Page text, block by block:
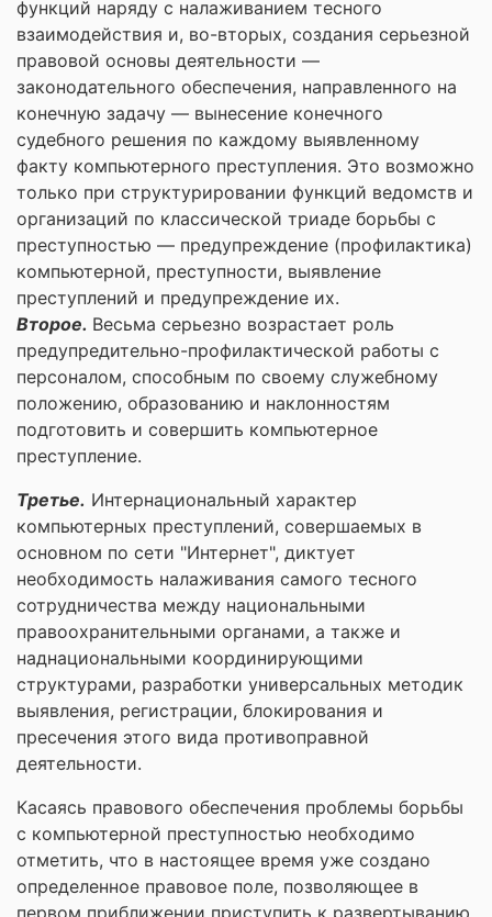
функций наряду с налаживанием тесного
взаимодействия и, во-вторых, создания серьезной
правовой основы деятельности —
законодательного обеспечения, направленного на
конечную задачу — вынесение конечного
судебного решения по каждому выявленному
факту компьютерного преступления. Это возможно
только при структурировании функций ведомств и
организаций по классической триаде борьбы с
преступностью — предупреждение (профилактика)
компьютерной, преступности, выявление
преступлений и предупреждение их.
Второе. Весьма серьезно возрастает роль
предупредительно-профилактической работы с
персоналом, способным по своему служебному
положению, образованию и наклонностям
подготовить и совершить компьютерное
преступление.
Третье. Интернациональный характер
компьютерных преступлений, совершаемых в
основном по сети "Интернет", диктует
необходимость налаживания самого тесного
сотрудничества между национальными
правоохранительными органами, а также и
наднациональными координирующими
структурами, разработки универсальных методик
выявления, регистрации, блокирования и
пресечения этого вида противоправной
деятельности.
Касаясь правового обеспечения проблемы борьбы
с компьютерной преступностью необходимо
отметить, что в настоящее время уже создано
определенное правовое поле, позволяющее в
первом приближении приступить к развертыванию